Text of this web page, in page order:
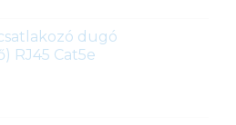
dugó
RJ45 Cat5e